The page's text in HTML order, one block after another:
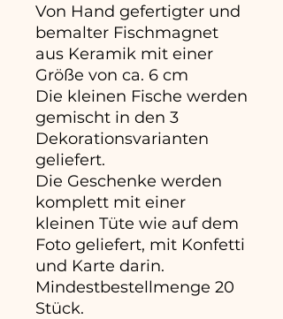
Von Hand gefertigter und
bemalter Fischmagnet
aus Keramik mit einer
Größe von ca. 6 cm
Die kleinen Fische werden
gemischt in den 3
Dekorationsvarianten
geliefert.
Die Geschenke werden
komplett mit einer
kleinen Tüte wie auf dem
Foto geliefert, mit Konfetti
und Karte darin.
Mindestbestellmenge 20
Stück.